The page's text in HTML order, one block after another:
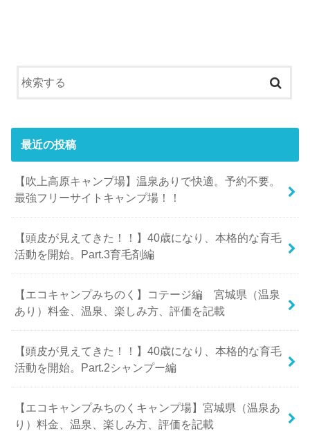
最近の投稿
【吹上高原キャンプ場】温泉ありで快適。予約不要。
最強フリーサイトキャンプ場！！
【頭皮が見えてきた！！】40歳になり、本格的な育毛
活動を開始。Part.3育毛剤編
【エコキャンプみちのく】コテージ編 宮城県（温泉
あり）料金、温泉、楽しみ方、評価を記載
【頭皮が見えてきた！！】40歳になり、本格的な育毛
活動を開始。Part.2シャンプー編
【エコキャンプみちのくキャンプ場】宮城県（温泉あ
り）料金、温泉、楽しみ方、評価を記載